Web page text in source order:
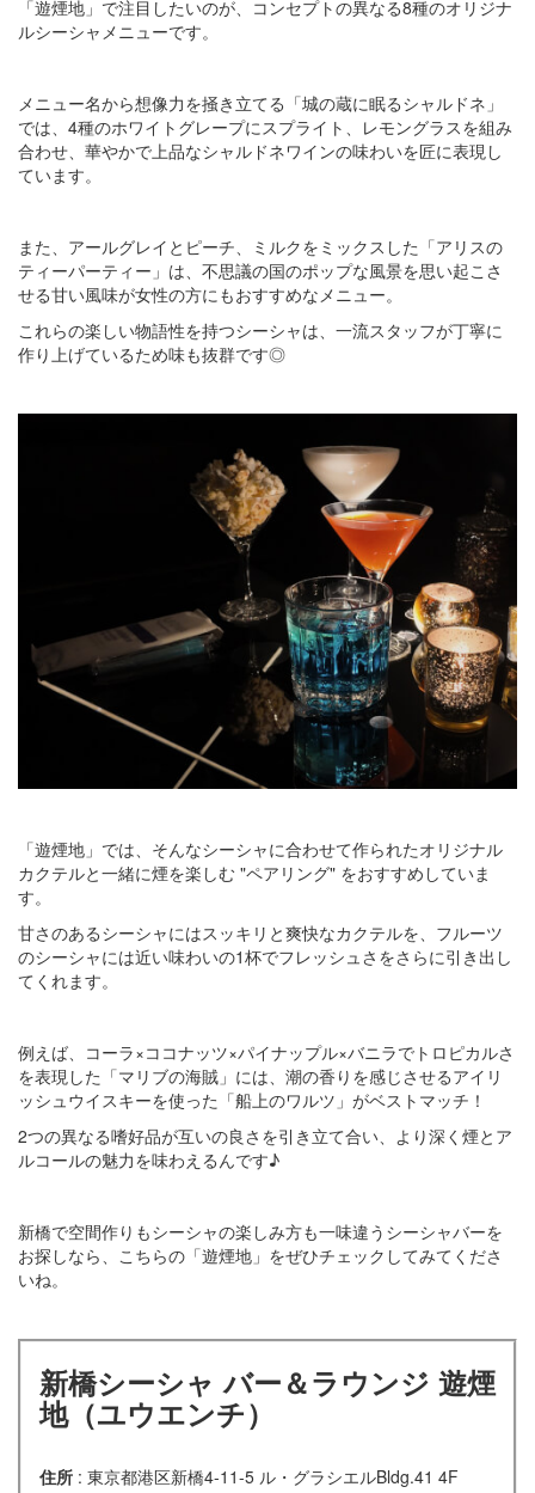
「遊煙地」で注目したいのが、コンセプトの異なる8種のオリジナ
ルシーシャメニューです。
メニュー名から想像力を掻き立てる「城の蔵に眠るシャルドネ」
では、4種のホワイトグレープにスプライト、レモングラスを組み
合わせ、華やかで上品なシャルドネワインの味わいを匠に表現し
ています。
また、アールグレイとピーチ、ミルクをミックスした「アリスの
ティーパーティー」は、不思議の国のポップな風景を思い起こさ
せる甘い風味が女性の方にもおすすめなメニュー。
これらの楽しい物語性を持つシーシャは、一流スタッフが丁寧に
作り上げているため味も抜群です◎
「遊煙地」では、そんなシーシャに合わせて作られたオリジナル
カクテルと一緒に煙を楽しむ "ペアリング" をおすすめしていま
す。
甘さのあるシーシャにはスッキリと爽快なカクテルを、フルーツ
のシーシャには近い味わいの1杯でフレッシュさをさらに引き出し
てくれます。
例えば、コーラ×ココナッツ×パイナップル×バニラでトロピカルさ
を表現した「マリブの海賊」には、潮の香りを感じさせるアイリ
ッシュウイスキーを使った「船上のワルツ」がベストマッチ！
2つの異なる嗜好品が互いの良さを引き立て合い、より深く煙とア
ルコールの魅力を味わえるんです♪
新橋で空間作りもシーシャの楽しみ方も一味違うシーシャバーを
お探しなら、こちらの「遊煙地」をぜひチェックしてみてくださ
いね。
新橋シーシャ バー＆ラウンジ 遊煙
地（ユウエンチ）
住所 : 東京都港区新橋4-11-5 ル・グラシエルBldg.41 4F